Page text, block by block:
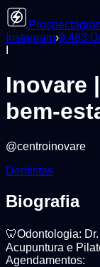
Instagram›9.483
Inovare
bem-
@centroinovare
Dentistas
Biografia
🦷Odontologia:
Acupuntura e
Agendamentos: